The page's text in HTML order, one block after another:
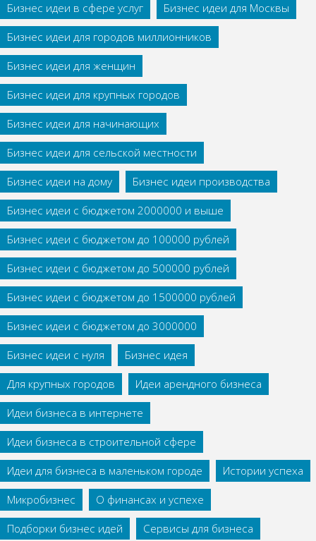
Бизнес идеи в сфере услуг
Бизнес идеи для Москвы
Бизнес идеи для городов миллионников
Бизнес идеи для женщин
Бизнес идеи для крупных городов
Бизнес идеи для начинающих
Бизнес идеи для сельской местности
Бизнес идеи на дому
Бизнес идеи производства
Бизнес идеи с бюджетом 2000000 и выше
Бизнес идеи с бюджетом до 100000 рублей
Бизнес идеи с бюджетом до 500000 рублей
Бизнес идеи с бюджетом до 1500000 рублей
Бизнес идеи с бюджетом до 3000000
Бизнес идеи с нуля
Бизнес идея
Для крупных городов
Идеи арендного бизнеса
Идеи бизнеса в интернете
Идеи бизнеса в строительной сфере
Идеи для бизнеса в маленьком городе
Истории успеха
Микробизнес
О финансах и успехе
Подборки бизнес идей
Сервисы для бизнеса